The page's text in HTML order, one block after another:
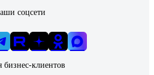
соцсети
бизнес-клиентов